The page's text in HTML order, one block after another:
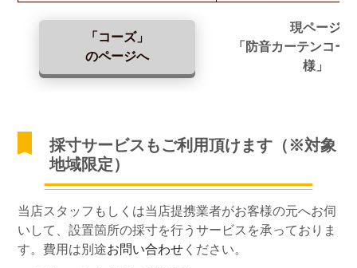
「コーズ」
のページへ
現ページ
「防音カーテンコー
様」
採寸サービスもご利用頂けます（※対象
地域限定）
当店スタッフもしくは当店提携業者がお客様の元へお伺
いして、設置箇所の採寸を行うサービスを承っておりま
す。費用は別途お問い合わせ ください。